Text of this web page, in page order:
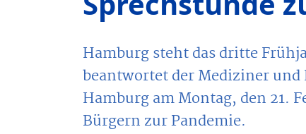
Hamburg steht das dritte
beantwortet der Mediziner
Hamburg am Montag, den 21.
Bürgern zur Pandemie.